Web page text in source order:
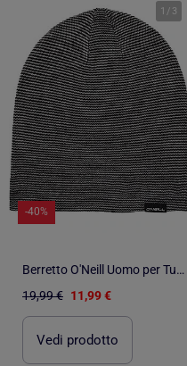
1 / 3
-40%
Berretto O'Neill Uomo per Tutte le Stagioni
19,99 € 11,99 €
Vedi prodotto